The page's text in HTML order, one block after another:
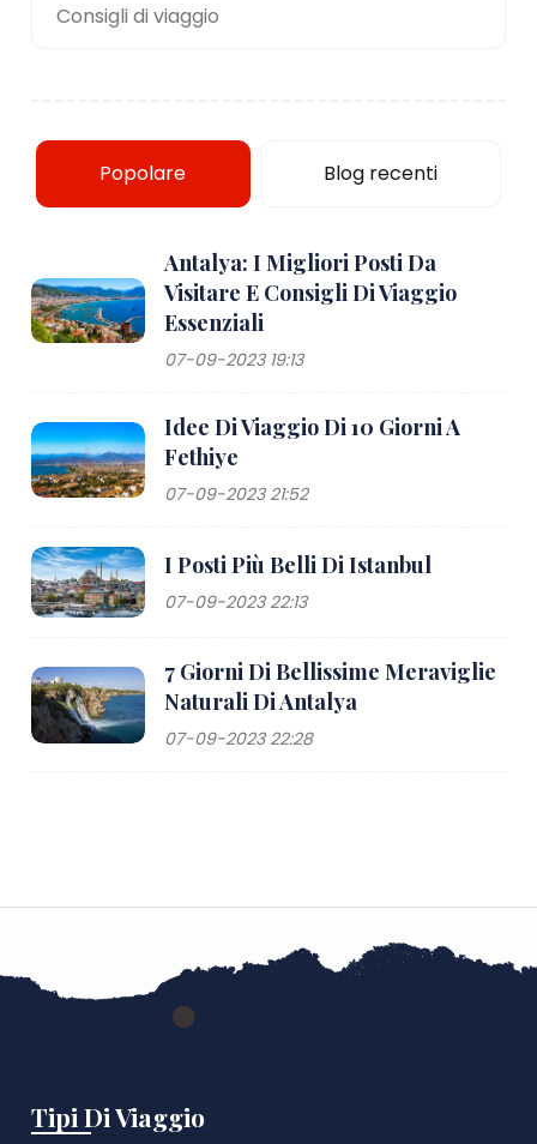
Consigli di viaggio
Popolare Blog recenti
Antalya: I Migliori Posti Da
Visitare E Consigli Di Viaggio
Essenziali
07-09-2023 19:13
Idee Di Viaggio Di 10 Giorni A
Fethiye
07-09-2023 21:52
I Posti Più Belli Di Istanbul
07-09-2023 22:13
7 Giorni Di Bellissime Meraviglie
Naturali Di Antalya
07-09-2023 22:28
Tipi Di Viaggio